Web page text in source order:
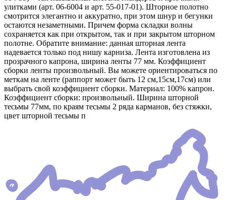
улитками (арт. 06-6004 и арт. 55-017-01). Шторное полотно
смотрится элегантно и аккуратно, при этом шнур и бегунки
остаются незаметными. Причем форма складки волны
сохраняется как при открытом, так и при закрытом шторном
полотне. Обратите внимание: данная шторная лента
надевается только под нишу карниза. Лента изготовлена из
прозрачного капрона, ширина ленты 77 мм. Коэффициент
сборки ленты произвольный. Вы можете ориентироваться по
меткам на ленте (раппорт может быть 12 см,15см,17см) или
выбрать свой коэффициент сборки. Материал: 100% капрон.
Коэффициент сборки: произвольный. Ширина шторной
тесьмы 77мм, по краям тесьмы 2 ряда карманов, без стяжки,
цвет шторной тесьмы п